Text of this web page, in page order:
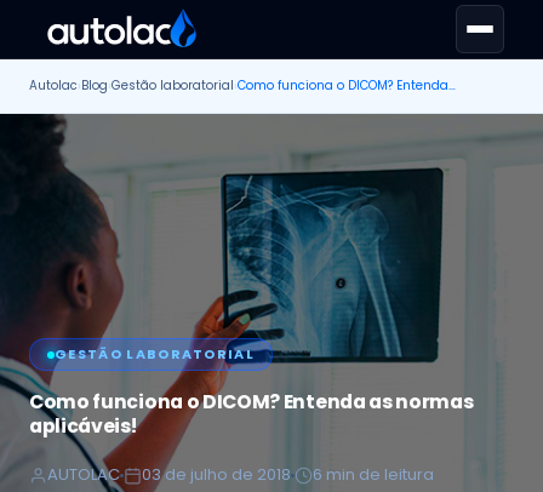
Autolac›Blog›Gestão laboratorial› Como funciona o DICOM? Entenda as normas aplicáveis!
GESTÃO LABORATORIAL
Como funciona o DICOM? Entenda as normas
aplicáveis!
AUTOLAC 03 de julho de 2018 6 min de leitura